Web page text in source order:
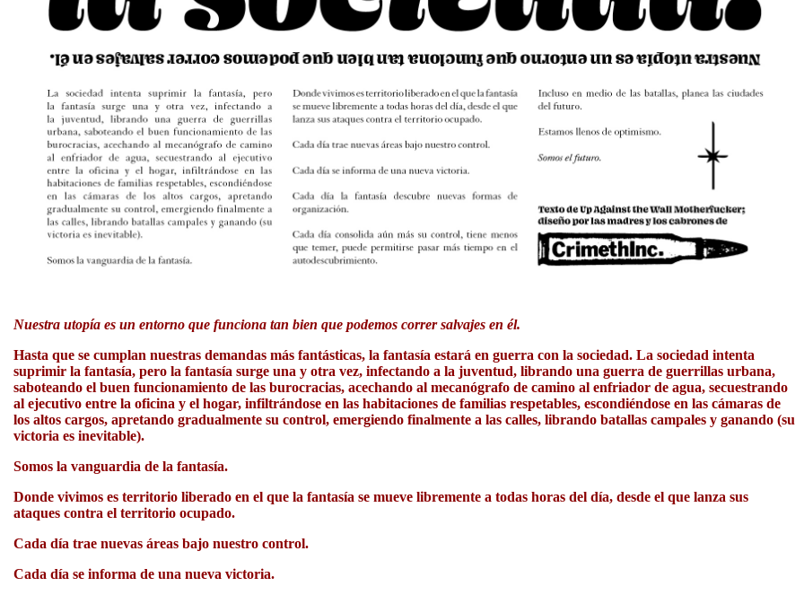
Nuestra utopía es un entorno que funciona tan bien que podemos correr salvajes en él.
Hasta que se cumplan nuestras demandas más fantásticas, la fantasía estará en guerra con la sociedad. La sociedad intenta
suprimir la fantasía, pero la fantasía surge una y otra vez, infectando a la juventud, librando una guerra de guerrillas urbana,
saboteando el buen funcionamiento de las burocracias, acechando al mecanógrafo de camino al enfriador de agua, secuestrando
al ejecutivo entre la oficina y el hogar, infiltrándose en las habitaciones de familias respetables, escondiéndose en las cámaras de
los altos cargos, apretando gradualmente su control, emergiendo finalmente a las calles, librando batallas campales y ganando (su
victoria es inevitable).
Somos la vanguardia de la fantasía.
Donde vivimos es territorio liberado en el que la fantasía se mueve libremente a todas horas del día, desde el que lanza sus
ataques contra el territorio ocupado.
Cada día trae nuevas áreas bajo nuestro control.
Cada día se informa de una nueva victoria.